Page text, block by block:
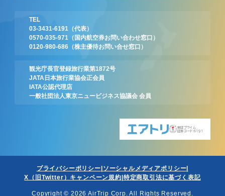
TEL
03-3431-6191
（代表）
0570-035-971
（国内航空券お問い合わせ窓口）
0120-980-686 （株主優待お問い合せ窓口）
観光庁長官登録旅行業第1872号
JATA日本旅行業協会正会員
IATA公認代理店
一般社団法人東京ニュービジネス協議会 会員
東証プライム
証券コード:6191
Copyright © 2026 AirTrip Corp. All Rights Reserved.
プライバシーポリシー ソーシャルメディアポリシー
X（旧Twitter）キャンペーン規約 特定商取引法に基づく表記